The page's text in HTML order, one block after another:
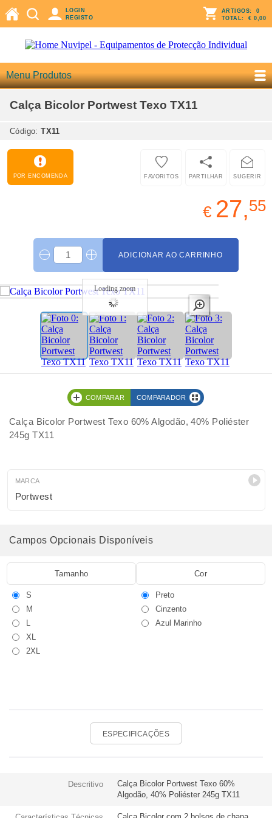
LOGIN
REGISTO
ARTIGOS: 0
TOTAL: € 0,00
Menu Produtos
Calça Bicolor Portwest Texo TX11
Código:TX11
POR ENCOMENDA SUGERIR
PARTILHAR
FAVORITOS
€ 27,55
ADICIONAR AO CARRINHO
Loading zoom
COMPARAR COMPARADOR
Calça Bicolor Portwest Texo 60% Algodão, 40% Poliéster
245g TX11
MARCA
Portwest
Campos Opcionais Disponíveis
Tamanho
S
M
L
XL
2XL
Cor
Preto
Cinzento
Azul Marinho
ESPECIFICAÇÕES
Descritivo
Calça Bicolor Portwest Texo 60%
Algodão, 40% Poliéster 245g TX11